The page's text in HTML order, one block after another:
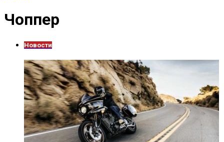
Чоппер
Новости